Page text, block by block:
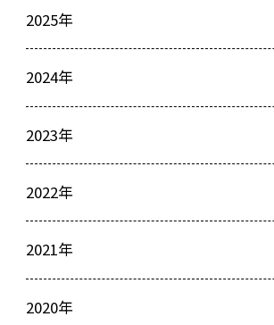
2025年
2024年
2023年
2022年
2021年
2020年